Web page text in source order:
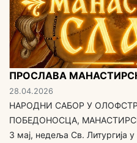
ПРОСЛАВА
28.04.2026
НАРОДНИ САБОР У
ПОБЕДОНОСЦА,
3 мај, недеља Св. Литургија